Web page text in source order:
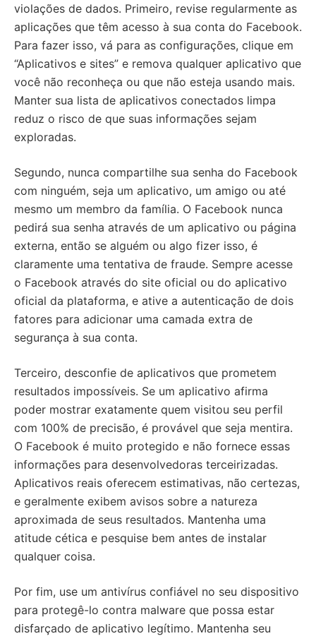
violações de dados. Primeiro, revise regularmente as
aplicações que têm acesso à sua conta do Facebook.
Para fazer isso, vá para as configurações, clique em
“Aplicativos e sites” e remova qualquer aplicativo que
você não reconheça ou que não esteja usando mais.
Manter sua lista de aplicativos conectados limpa
reduz o risco de que suas informações sejam
exploradas.
Segundo, nunca compartilhe sua senha do Facebook
com ninguém, seja um aplicativo, um amigo ou até
mesmo um membro da família. O Facebook nunca
pedirá sua senha através de um aplicativo ou página
externa, então se alguém ou algo fizer isso, é
claramente uma tentativa de fraude. Sempre acesse
o Facebook através do site oficial ou do aplicativo
oficial da plataforma, e ative a autenticação de dois
fatores para adicionar uma camada extra de
segurança à sua conta.
Terceiro, desconfie de aplicativos que prometem
resultados impossíveis. Se um aplicativo afirma
poder mostrar exatamente quem visitou seu perfil
com 100% de precisão, é provável que seja mentira.
O Facebook é muito protegido e não fornece essas
informações para desenvolvedoras terceirizadas.
Aplicativos reais oferecem estimativas, não certezas,
e geralmente exibem avisos sobre a natureza
aproximada de seus resultados. Mantenha uma
atitude cética e pesquise bem antes de instalar
qualquer coisa.
Por fim, use um antivírus confiável no seu dispositivo
para protegê-lo contra malware que possa estar
disfarçado de aplicativo legítimo. Mantenha seu